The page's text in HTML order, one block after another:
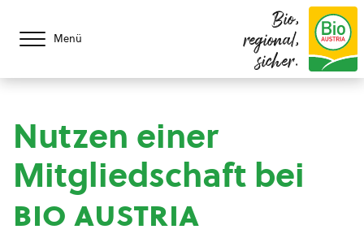
Menü
Bio,
regional,
sicher.
Nutzen einer
Mitgliedschaft bei
bio austria